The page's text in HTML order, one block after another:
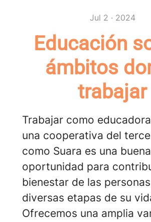
Jul 2 · 2024
Educación
ámbitos
trabajar
Trabajar como
una cooperativa del
como Suara es una buena
oportunidad para
bienestar de las
diversas etapas de su
Ofrecemos una amplia